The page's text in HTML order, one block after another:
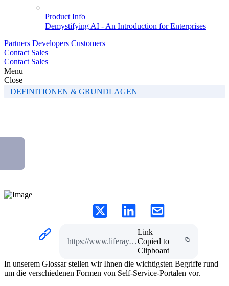
Product Info
Demystifying AI - An Introduction for Enterprises
Partners Developers Customers
Contact Sales
Contact Sales
Menu
Close
DEFINITIONEN & GRUNDLAGEN
https://www.liferay.com/glossar-zu-self-service
Link
Copied to
Clipboard
In unserem Glossar stellen wir Ihnen die wichtigsten Begriffe rund
um die verschiedenen Formen von Self-Service-Portalen vor.